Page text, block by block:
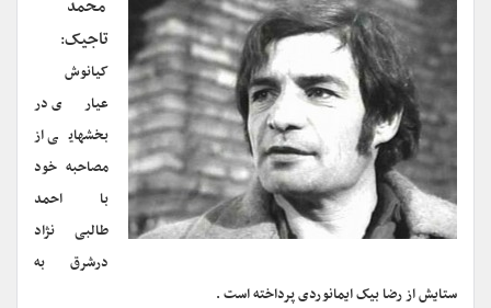
محمد
تاجیک:
کیانوش
عیاری در
بخشهایی از
مصاحبه خود
با احمد
طالبی نژاد
درشرق به
ستایش از رضا بیک ایمانوردی پرداخته است .